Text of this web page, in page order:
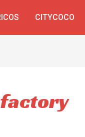
CITYCOCO
factory